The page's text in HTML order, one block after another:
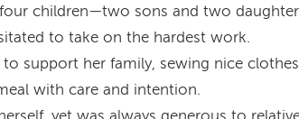
children—two sons and two
to take on the hardest work.
to support her family, sewing nice
with care and intention.